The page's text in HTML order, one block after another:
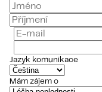
Jazyk komunikace
Mám zájem o